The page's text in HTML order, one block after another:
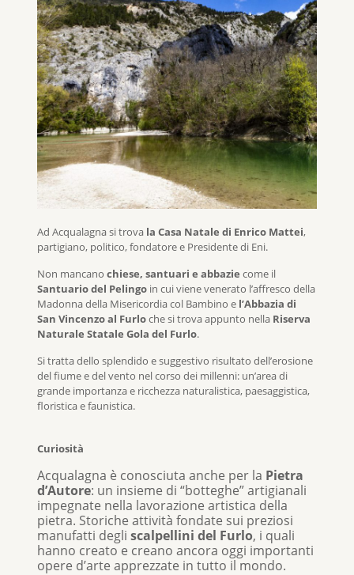
Ad Acqualagna si trova la Casa Natale di Enrico Mattei,
partigiano, politico, fondatore e Presidente di Eni.
Non mancano chiese, santuari e abbazie come il
Santuario del Pelingoin cui viene venerato l’affresco della
Madonna della Misericordia col Bambino e l’Abbazia di
San Vincenzo al Furloche si trova appunto nella Riserva
Naturale Statale Gola del Furlo.
Si tratta dello splendido e suggestivo risultato dell’erosione
del fiume e del vento nel corso dei millenni: un’area di
grande importanza e ricchezza naturalistica, paesaggistica,
floristica e faunistica.
Curiosità
Acqualagna è conosciuta anche per la Pietra
d’Autore: un insieme di “botteghe” artigianali
impegnate nella lavorazione artistica della
pietra. Storiche attività fondate sui preziosi
manufatti degli scalpellini del Furlo, i quali
hanno creato e creano ancora oggi importanti
opere d’arte apprezzate in tutto il mondo.